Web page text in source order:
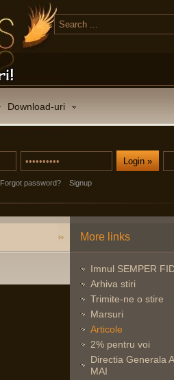
Download-uri
Forgot password? Signup
More links
Imnul SEMPER
Arhiva stiri
Trimite-ne o stire
Marsuri
Articole
2% pentru voi
Directia Generala
MAI